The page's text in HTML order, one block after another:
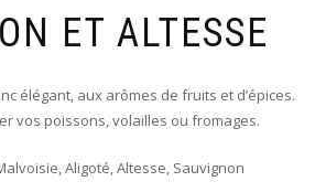
ET ALTESSE
élégant, aux arômes de fruits et d’épices.
vos poissons, volailles ou fromages.
Aligoté, Altesse, Sauvignon